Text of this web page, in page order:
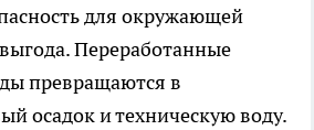
для окружающей
Переработанные
превращаются в
осадок и техническую воду.